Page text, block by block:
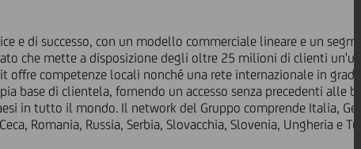
e di successo, con un modello commerciale lineare e un
che mette a disposizione degli oltre 25 milioni di clienti
offre competenze locali nonché una rete internazionale in grado
base di clientela, fornendo un accesso senza precedenti alle
in tutto il mondo. Il network del Gruppo comprende Italia,
Romania, Russia, Serbia, Slovacchia, Slovenia, Ungheria e